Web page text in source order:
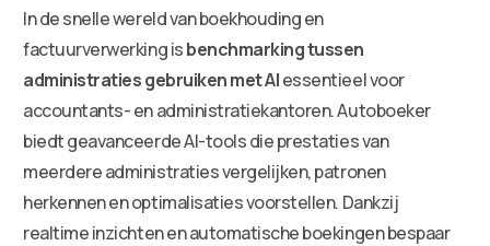
In de snelle wereld van boekhouding en
factuurverwerking isbenchmarking tussen
administraties gebruiken met AIessentieel voor
accountants- en administratiekantoren. Autoboeker
biedt geavanceerde AI-tools die prestaties van
meerdere administraties vergelijken, patronen
herkennen en optimalisaties voorstellen. Dankzij
realtime inzichten en automatische boekingen bespaar